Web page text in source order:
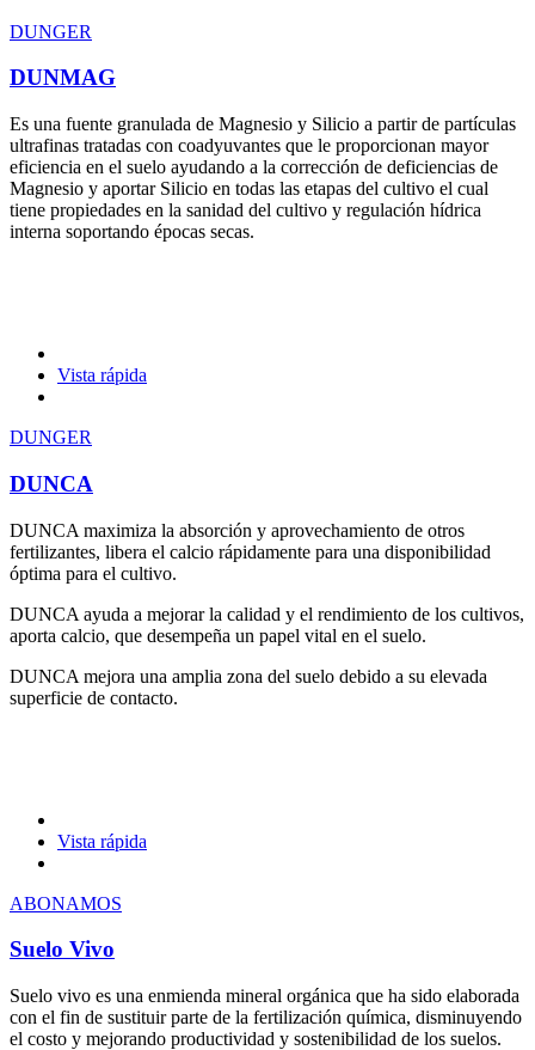
DUNGER
DUNMAG
Es una fuente granulada de Magnesio y Silicio a partir de partículas
ultrafinas tratadas con coadyuvantes que le proporcionan mayor
eficiencia en el suelo ayudando a la corrección de deficiencias de
Magnesio y aportar Silicio en todas las etapas del cultivo el cual
tiene propiedades en la sanidad del cultivo y regulación hídrica
interna soportando épocas secas.
Vista rápida
DUNGER
DUNCA
DUNCA maximiza la absorción y aprovechamiento de otros
fertilizantes, libera el calcio rápidamente para una disponibilidad
óptima para el cultivo.
DUNCA ayuda a mejorar la calidad y el rendimiento de los cultivos,
aporta calcio, que desempeña un papel vital en el suelo.
DUNCA mejora una amplia zona del suelo debido a su elevada
superficie de contacto.
Vista rápida
ABONAMOS
Suelo Vivo
Suelo vivo es una enmienda mineral orgánica que ha sido elaborada
con el fin de sustituir parte de la fertilización química, disminuyendo
el costo y mejorando productividad y sostenibilidad de los suelos.